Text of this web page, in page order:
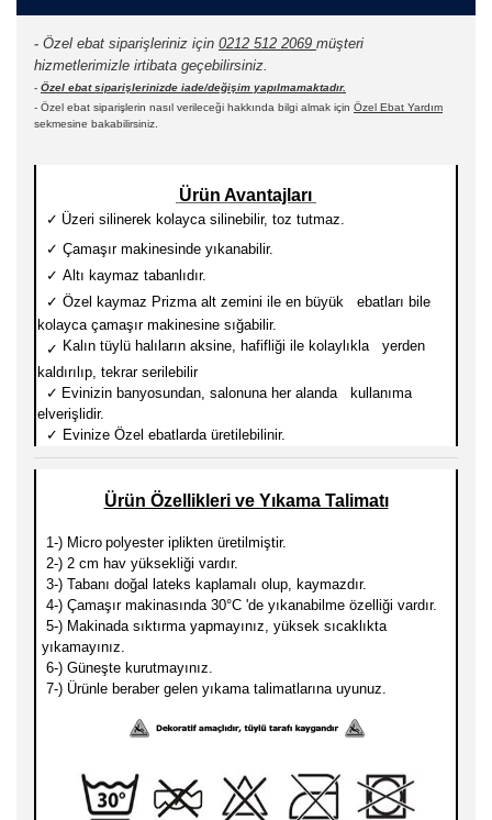
- Özel ebat siparişleriniz için 0212 512 2069 müşteri
hizmetlerimizle irtibata geçebilirsiniz.
- Özel ebat siparişlerinizde iade/değişim yapılmamaktadır.
- Özel ebat siparişlerin nasıl verileceği hakkında bilgi almak için Özel Ebat Yardım
sekmesine bakabilirsiniz.
Ürün Avantajları
✓ Üzeri silinerek kolayca silinebilir, toz tutmaz.
✓ Çamaşır makinesinde yıkanabilir.
✓ Altı kaymaz tabanlıdır.
✓ Özel kaymaz Prizma alt zemini ile en büyük ebatları bile
kolayca çamaşır makinesine sığabilir.
✓ Kalın tüylü halıların aksine, hafifliği ile kolaylıkla yerden
kaldırılıp, tekrar serilebilir
✓ Evinizin banyosundan, salonuna her alanda kullanıma
elverişlidir.
✓ Evinize Özel ebatlarda üretilebilinir.
Ürün Özellikleri ve Yıkama Talimatı
1-) Micro polyester iplikten üretilmiştir.
2-) 2 cm hav yüksekliği vardır.
3-) Tabanı doğal lateks kaplamalı olup, kaymazdır.
4-) Çamaşır makinasında 30°C 'de yıkanabilme özelliği vardır.
5-) Makinada sıktırma yapmayınız, yüksek sıcaklıkta
yıkamayınız.
6-) Güneşte kurutmayınız.
7-) Ürünle beraber gelen yıkama talimatlarına uyunuz.